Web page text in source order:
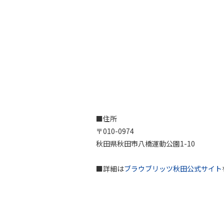
■住所
〒010-0974
秋田県秋田市八橋運動公園1-10
■詳細はブラウブリッツ秋田公式サイト